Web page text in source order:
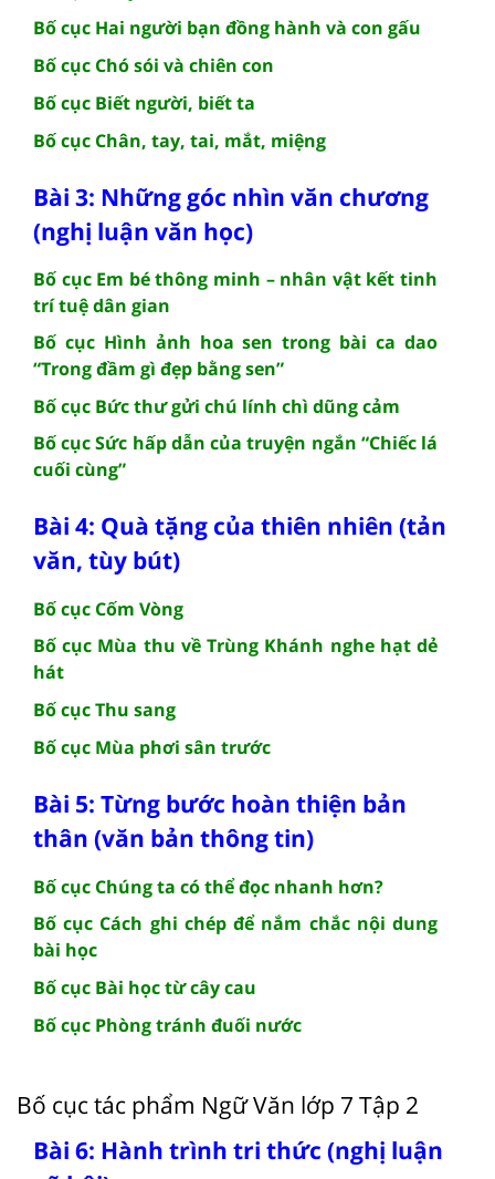
Bố cục Hai người bạn đồng hành và con gấu
Bố cục Chó sói và chiên con
Bố cục Biết người, biết ta
Bố cục Chân, tay, tai, mắt, miệng
Bài 3: Những góc nhìn văn chương
(nghị luận văn học)
Bố cục Em bé thông minh – nhân vật kết tinh
trí tuệ dân gian
Bố cục Hình ảnh hoa sen trong bài ca dao
“Trong đầm gì đẹp bằng sen”
Bố cục Bức thư gửi chú lính chì dũng cảm
Bố cục Sức hấp dẫn của truyện ngắn “Chiếc lá
cuối cùng”
Bài 4: Quà tặng của thiên nhiên (tản
văn, tùy bút)
Bố cục Cốm Vòng
Bố cục Mùa thu về Trùng Khánh nghe hạt dẻ
hát
Bố cục Thu sang
Bố cục Mùa phơi sân trước
Bài 5: Từng bước hoàn thiện bản
thân (văn bản thông tin)
Bố cục Chúng ta có thể đọc nhanh hơn?
Bố cục Cách ghi chép để nắm chắc nội dung
bài học
Bố cục Bài học từ cây cau
Bố cục Phòng tránh đuối nước
Bố cục tác phẩm Ngữ Văn lớp 7 Tập 2
Bài 6: Hành trình tri thức (nghị luận